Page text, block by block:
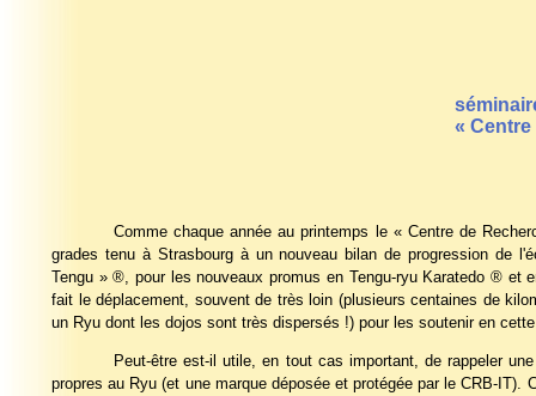
«
Comme chaque année au printemps le « Centre de
grades tenu à Strasbourg à un nouveau bilan de progression de
Tengu » ®, pour les nouveaux promus en Tengu-ryu Karatedo ® et
fait le déplacement, souvent de très loin (plusieurs centaines de
un Ryu dont les dojos sont très dispersés !) pour les soutenir en
Peut-être est-il utile, en tout cas important, de rappeler une
propres au Ryu (et une marque déposée et protégée par le CRB-